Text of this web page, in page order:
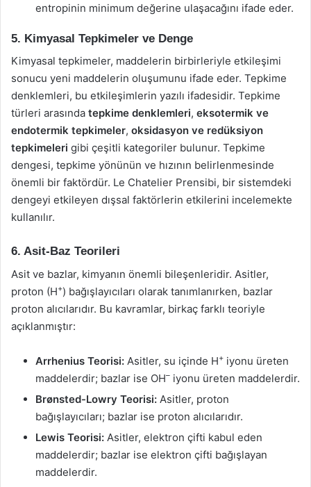
entropinin minimum değerine ulaşacağını ifade eder.
5. Kimyasal Tepkimeler ve Denge
Kimyasal tepkimeler, maddelerin birbirleriyle etkileşimi
sonucu yeni maddelerin oluşumunu ifade eder. Tepkime
denklemleri, bu etkileşimlerin yazılı ifadesidir. Tepkime
türleri arasında tepkime denklemleri, eksotermik ve
endotermik tepkimeler, oksidasyon ve redüksiyon
tepkimeleri gibi çeşitli kategoriler bulunur. Tepkime
dengesi, tepkime yönünün ve hızının belirlenmesinde
önemli bir faktördür. Le Chatelier Prensibi, bir sistemdeki
dengeyi etkileyen dışsal faktörlerin etkilerini incelemekte
kullanılır.
6. Asit-Baz Teorileri
Asit ve bazlar, kimyanın önemli bileşenleridir. Asitler,
proton (H+) bağışlayıcıları olarak tanımlanırken, bazlar
proton alıcılarıdır. Bu kavramlar, birkaç farklı teoriyle
açıklanmıştır:
Arrhenius Teorisi: Asitler, su içinde H+ iyonu üreten
maddelerdir; bazlar ise OH– iyonu üreten maddelerdir.
Brønsted-Lowry Teorisi: Asitler, proton
bağışlayıcıları; bazlar ise proton alıcılarıdır.
Lewis Teorisi: Asitler, elektron çifti kabul eden
maddelerdir; bazlar ise elektron çifti bağışlayan
maddelerdir.